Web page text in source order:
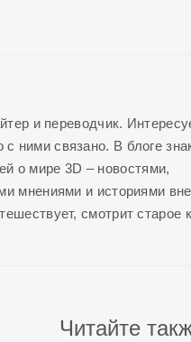
и переводчик.
ними связано. В блоге
о мире 3D – новостями,
мнениями и историями
смотрит старое
Читайте